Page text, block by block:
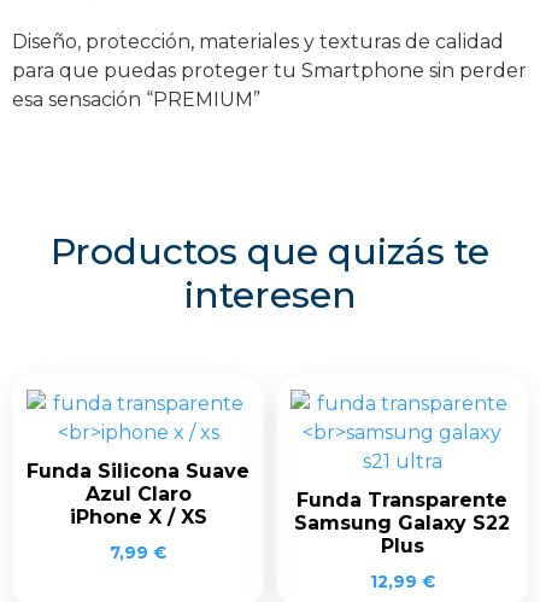
cantidad
Diseño, protección, materiales y texturas de calidad
para que puedas proteger tu Smartphone sin perder
esa sensación “PREMIUM”
Productos que quizás te
interesen
Funda Silicona Suave
Azul Claro
iPhone X / XS
7,99 €
Funda Transparente
Samsung Galaxy S22
Plus
12,99 €